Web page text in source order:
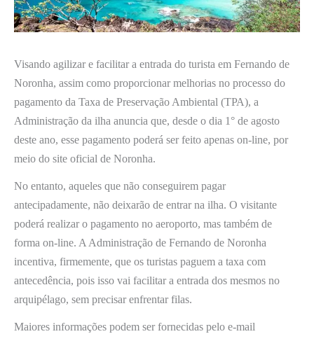
Visando agilizar e facilitar a entrada do turista em Fernando de
Noronha, assim como proporcionar melhorias no processo do
pagamento da Taxa de Preservação Ambiental (TPA), a
Administração da ilha anuncia que, desde o dia 1° de agosto
deste ano, esse pagamento poderá ser feito apenas on-line, por
meio do site oficial de Noronha.
No entanto, aqueles que não conseguirem pagar
antecipadamente, não deixarão de entrar na ilha. O visitante
poderá realizar o pagamento no aeroporto, mas também de
forma on-line. A Administração de Fernando de Noronha
incentiva, firmemente, que os turistas paguem a taxa com
antecedência, pois isso vai facilitar a entrada dos mesmos no
arquipélago, sem precisar enfrentar filas.
Maiores informações podem ser fornecidas pelo e-mail